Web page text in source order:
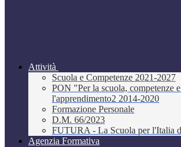
Attività
Scuola e Competenze 2021-2027
PON "Per la scuola, competenze
l'apprendimento2 2014-2020
Formazione Personale
D.M. 66/2023
FUTURA - La Scuola per l'Italia
Agenzia Formativa